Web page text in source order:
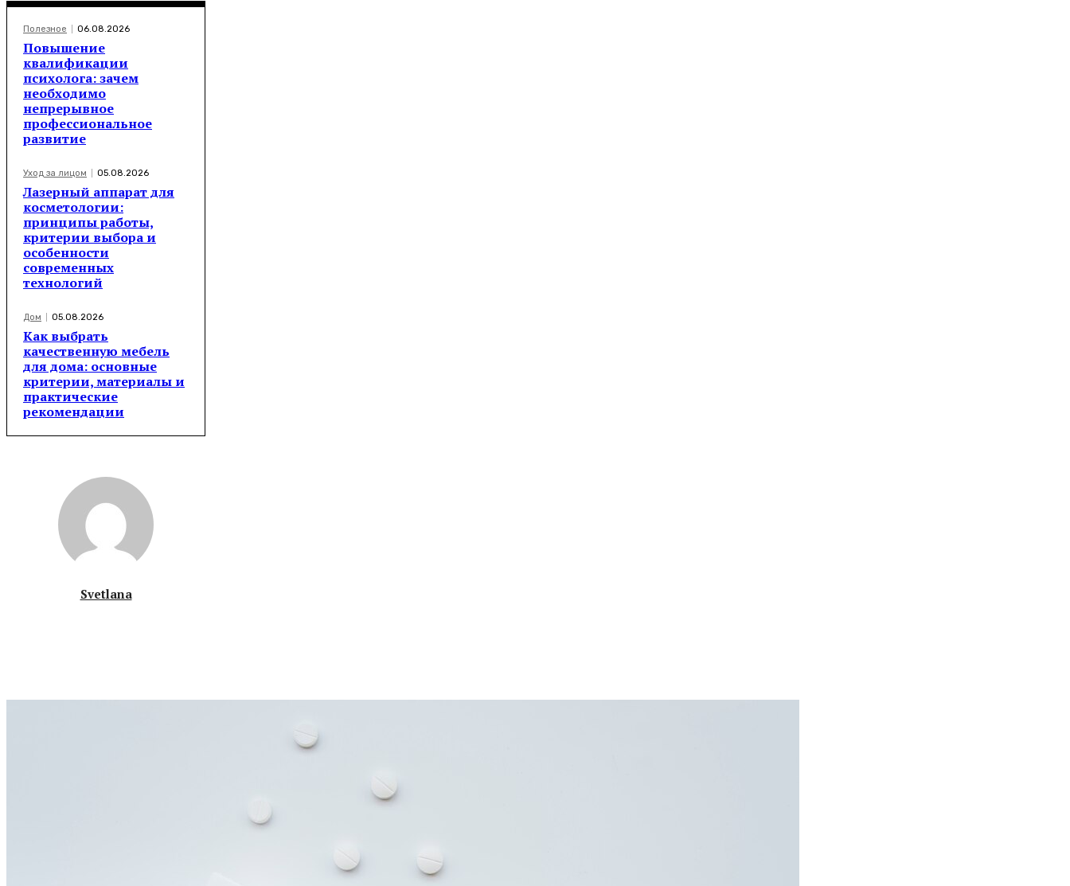
Полезное 06.08.2026
Повышение
квалификации
психолога: зачем
необходимо
непрерывное
профессиональное
развитие
Уход за лицом 05.08.2026
Лазерный аппарат для
косметологии:
принципы работы,
критерии выбора и
особенности
современных
технологий
Дом 05.08.2026
Как выбрать
качественную мебель
для дома: основные
критерии, материалы и
практические
рекомендации
Svetlana